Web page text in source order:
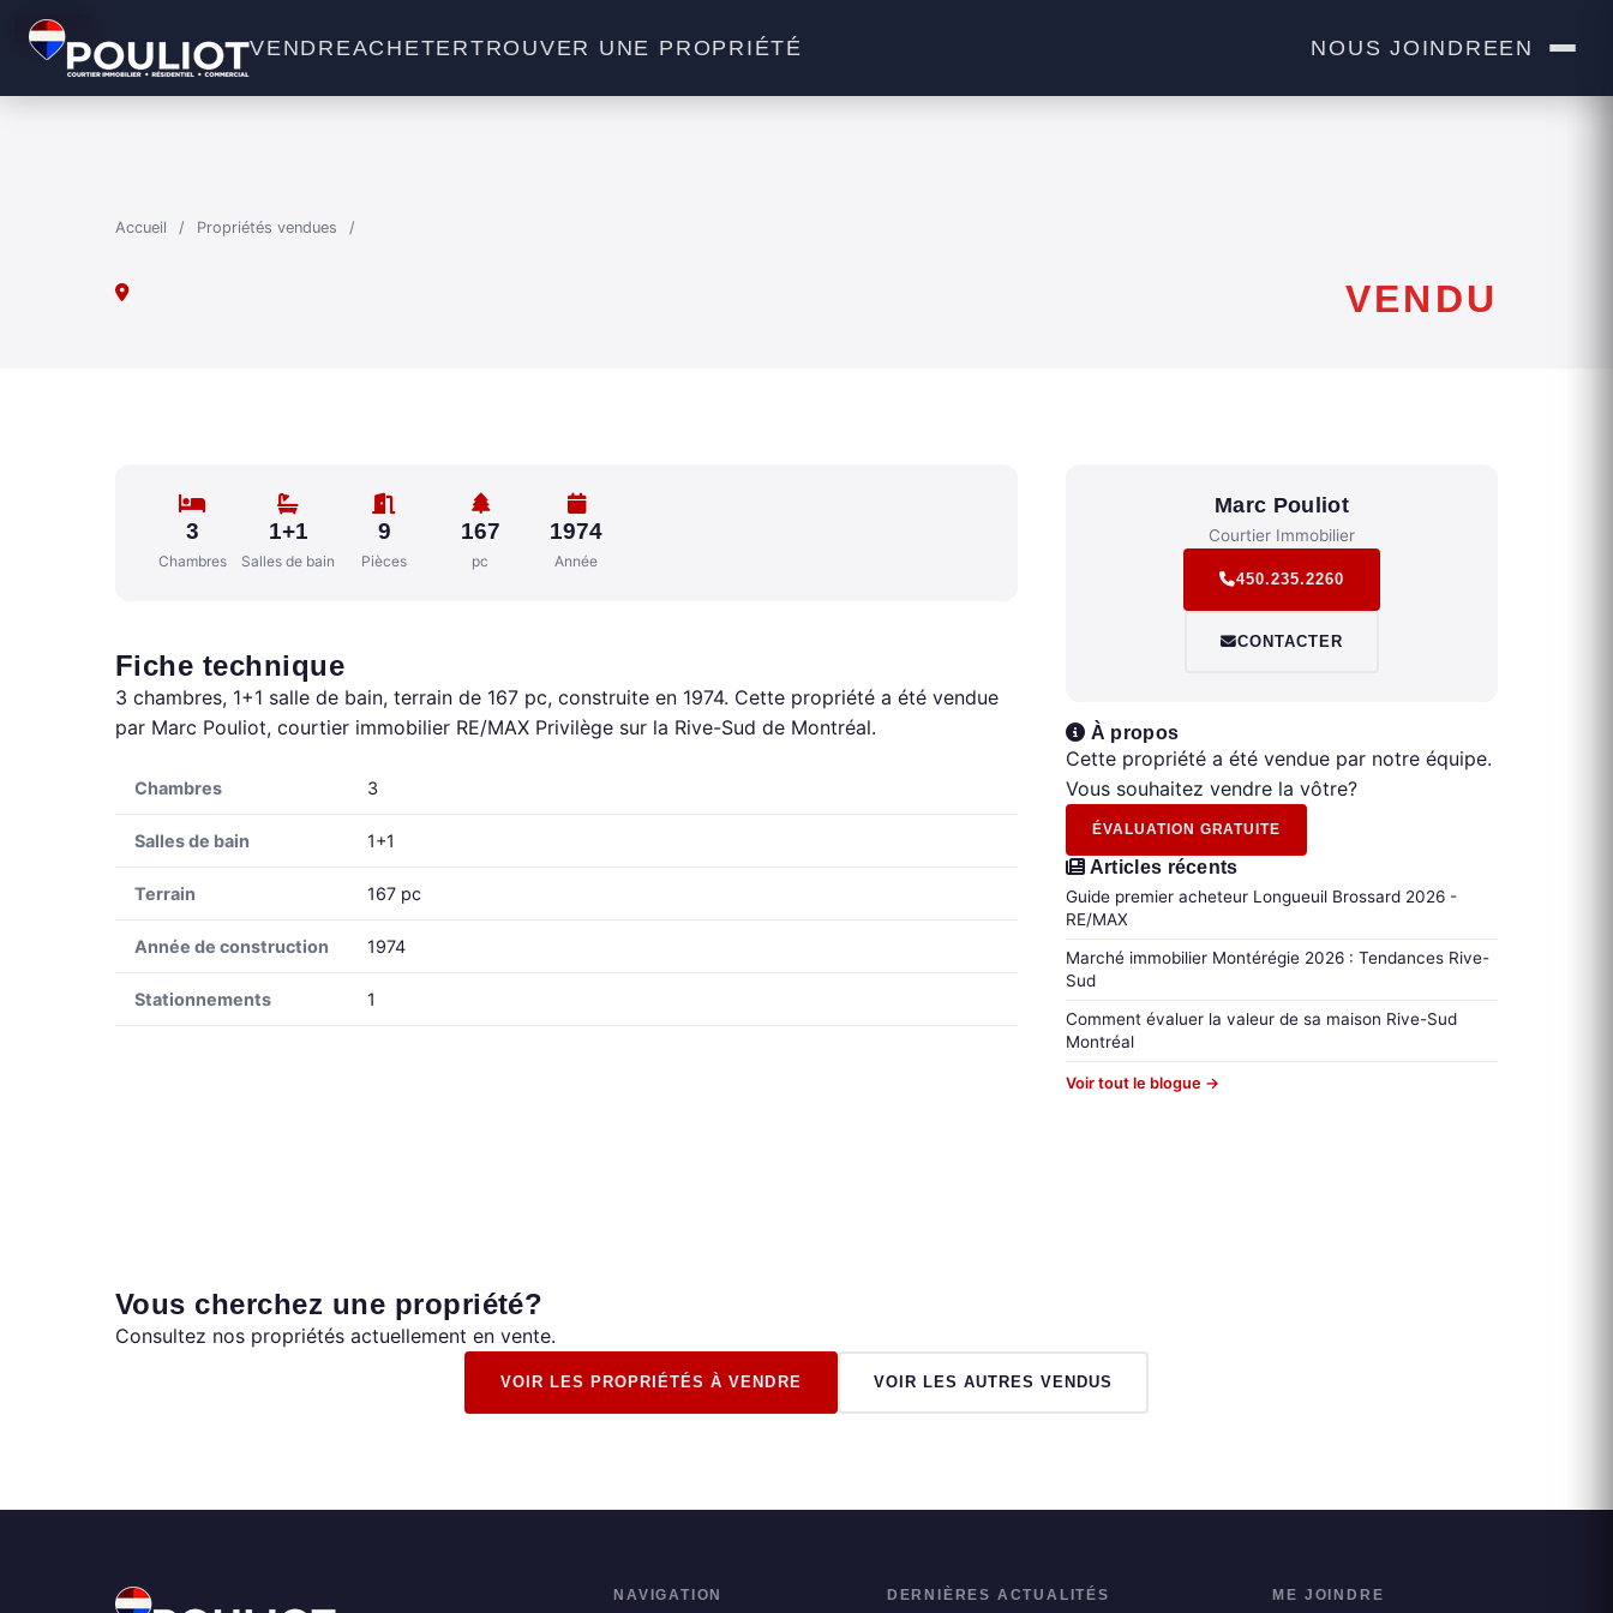
VENDREACHETERTROUVER UNE PROPRIÉTÉ NOUS JOINDREEN
Accueil / Propriétés vendues /
VENDU
VENDU
3
Chambres
1+1
Salles de bain
9
Pièces
167
pc
1974
Année
Fiche technique
3 chambres, 1+1 salle de bain, terrain de 167 pc, construite en 1974. Cette propriété a été vendue
par Marc Pouliot, courtier immobilier RE/MAX Privilège sur la Rive-Sud de Montréal.
Chambres 3
Salles de bain 1+1
Terrain 167 pc
Année de construction 1974
Stationnements 1
Marc Pouliot
Courtier Immobilier
450.235.2260
CONTACTER
À propos
Cette propriété a été vendue par notre équipe.
Vous souhaitez vendre la vôtre?
ÉVALUATION GRATUITE
Articles récents
Guide premier acheteur Longueuil Brossard 2026 -
RE/MAX
Marché immobilier Montérégie 2026 : Tendances Rive-
Sud
Comment évaluer la valeur de sa maison Rive-Sud
Montréal
Voir tout le blogue →
Vous cherchez une propriété?
Consultez nos propriétés actuellement en vente.
VOIR LES PROPRIÉTÉS À VENDRE VOIR LES AUTRES VENDUS
NAVIGATION DERNIÈRES ACTUALITÉS ME JOINDRE